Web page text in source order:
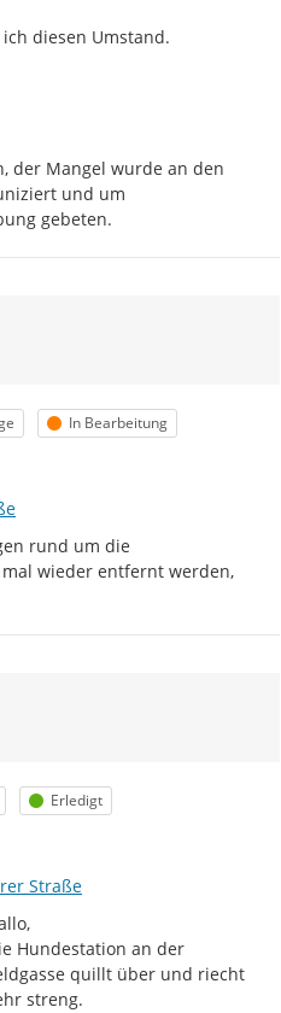
diesen Umstand.
der Mangel wurde an den
und um
gebeten.
Status
In Bearbeitung
rund um die
wieder entfernt werden,
Status
Erledigt
Straße
Hundestation an der
quillt über und riecht
streng.